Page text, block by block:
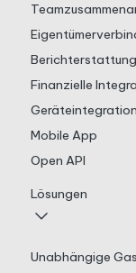
Berichterstattung
Finanzielle
Mobile App
Open API
Lösungen
Unabhängige